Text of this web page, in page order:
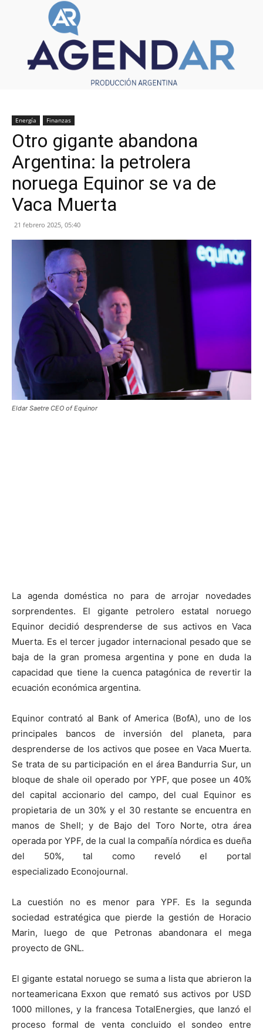
Energía Finanzas
Otro gigante abandona
Argentina: la petrolera
noruega Equinor se va de
Vaca Muerta
21 febrero 2025, 05:40
Eldar Saetre CEO of Equinor
La agenda doméstica no para de arrojar novedades
sorprendentes. El gigante petrolero estatal noruego
Equinor decidió desprenderse de sus activos en Vaca
Muerta. Es el tercer jugador internacional pesado que se
baja de la gran promesa argentina y pone en duda la
capacidad que tiene la cuenca patagónica de revertir la
ecuación económica argentina.
Equinor contrató al Bank of America (BofA), uno de los
principales bancos de inversión del planeta, para
desprenderse de los activos que posee en Vaca Muerta.
Se trata de su participación en el área Bandurria Sur, un
bloque de shale oil operado por YPF, que posee un 40%
del capital accionario del campo, del cual Equinor es
propietaria de un 30% y el 30 restante se encuentra en
manos de Shell; y de Bajo del Toro Norte, otra área
operada por YPF, de la cual la compañía nórdica es dueña
del 50%, tal como reveló el portal
especializado Econojournal.
La cuestión no es menor para YPF. Es la segunda
sociedad estratégica que pierde la gestión de Horacio
Marin, luego de que Petronas abandonara el mega
proyecto de GNL.
El gigante estatal noruego se suma a lista que abrieron la
norteamericana Exxon que remató sus activos por USD
1000 millones, y la francesa TotalEnergies, que lanzó el
proceso formal de venta concluido el sondeo entre